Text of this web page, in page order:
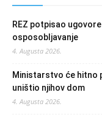
REZ potpisao
osposobljavanje
4. Augusta 2026.
Ministarstvo će hitno
uništio njihov dom
4. Augusta 2026.